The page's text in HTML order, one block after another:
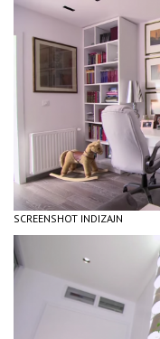
SCREENSHOT INDIZAJN